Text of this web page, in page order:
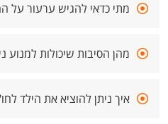
מתי כדאי להגיש ערעור על
מהן הסיבות שיכולות למנוע
איך ניתן להוציא את הילד